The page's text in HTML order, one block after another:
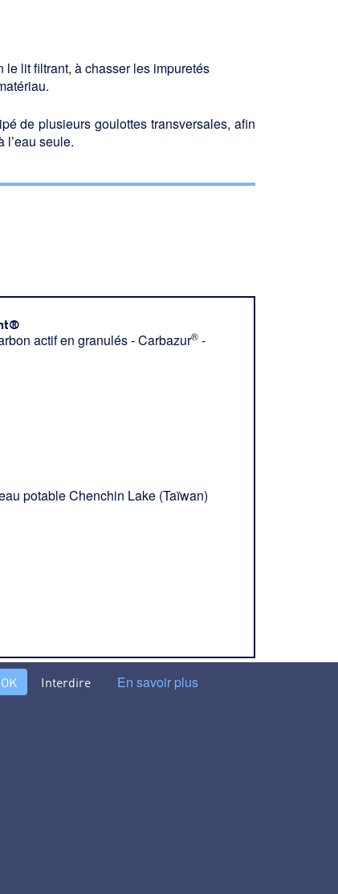
le lit filtrant, à chasser les impu­retés
de plusieurs goulottes transversales, afin
l’eau seule.
actif en granulés - Carbazur®-
potable Chenchin Lake (Taïwan)
procédés et technologies du traitement de l’eau
l’eau. Conçu par des hommes de terrain pour des
OK Interdire En savoir plus